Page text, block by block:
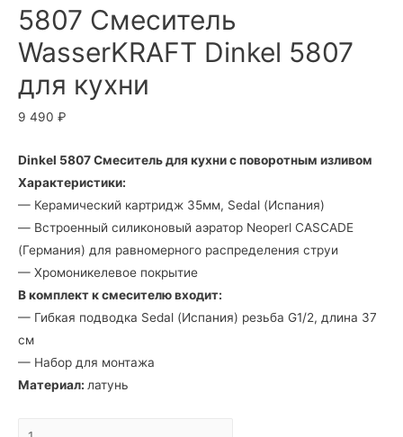
5807 Смеситель
WasserKRAFT Dinkel 5807
для кухни
9 490 ₽
Dinkel 5807 Смеситель для кухни с поворотным изливом
Характеристики:
— Керамический картридж 35мм, Sedal (Испания)
— Встроенный силиконовый аэратор Neoperl CASCADE
(Германия) для равномерного распределения струи
— Хромоникелевое покрытие
В комплект к смесителю входит:
— Гибкая подводка Sedal (Испания) резьба G1/2, длина 37
см
— Набор для монтажа
Материал: латунь
5807